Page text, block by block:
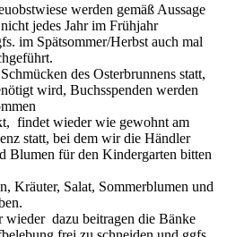
werden gemäß Aussage
jedes Jahr im Frühjahr
im Spätsommer/Herbst auch mal
des Osterbrunnens statt,
wird, Buchsspenden werden
findet wieder wie gewohnt am
statt, bei dem wir die Händler
Blumen für den Kin­dergarten bitten
Kräuter, Salat, Sommerblumen und
wieder dazu beitragen die Bänke